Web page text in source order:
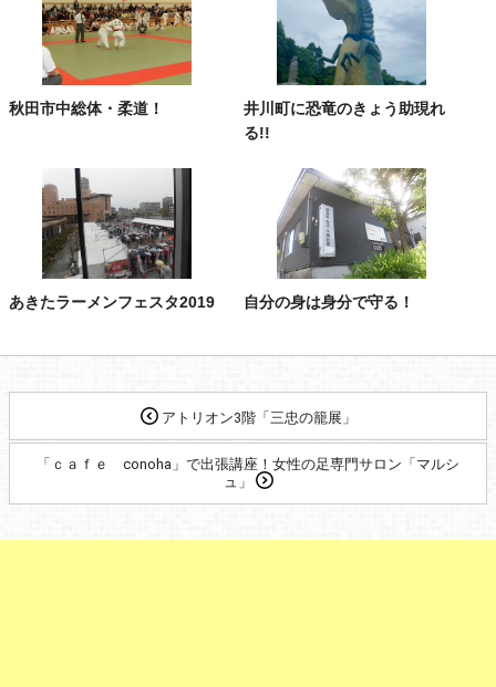
秋田市中総体・柔道！
井川町に恐竜のきょう助現れ
る!!
あきたラーメンフェスタ2019 自分の身は身分で守る！
アトリオン3階「三忠の籠展」
「ｃａｆｅ conoha」で出張講座！女性の足専門サロン「マルシ
ュ」